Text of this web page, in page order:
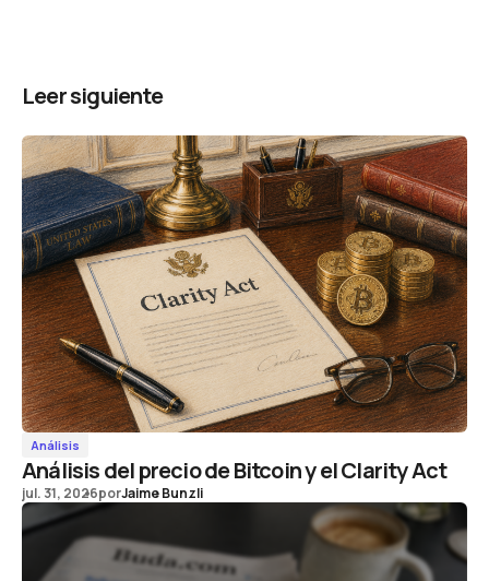
Leer siguiente
Análisis
Análisis del precio de Bitcoin y el Clarity Act
jul. 31, 2026porJaime Bunzli